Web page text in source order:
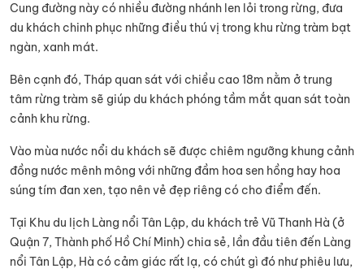
Cung đường này có nhiều đường nhánh len lỏi trong rừng, đưa
du khách chinh phục những điều thú vị trong khu rừng tràm bạt
ngàn, xanh mát.
Bên cạnh đó, Tháp quan sát với chiều cao 18m nằm ở trung
tâm rừng tràm sẽ giúp du khách phóng tầm mắt quan sát toàn
cảnh khu rừng.
Vào mùa nước nổi du khách sẽ được chiêm ngưỡng khung cảnh
đồng nước mênh mông với những đầm hoa sen hồng hay hoa
súng tím đan xen, tạo nên vẻ đẹp riêng có cho điểm đến.
Tại Khu du lịch Làng nổi Tân Lập, du khách trẻ Vũ Thanh Hà (ở
Quận 7, Thành phố Hồ Chí Minh) chia sẻ, lần đầu tiên đến Làng
nổi Tân Lập, Hà có cảm giác rất lạ, có chút gì đó như phiêu lưu,